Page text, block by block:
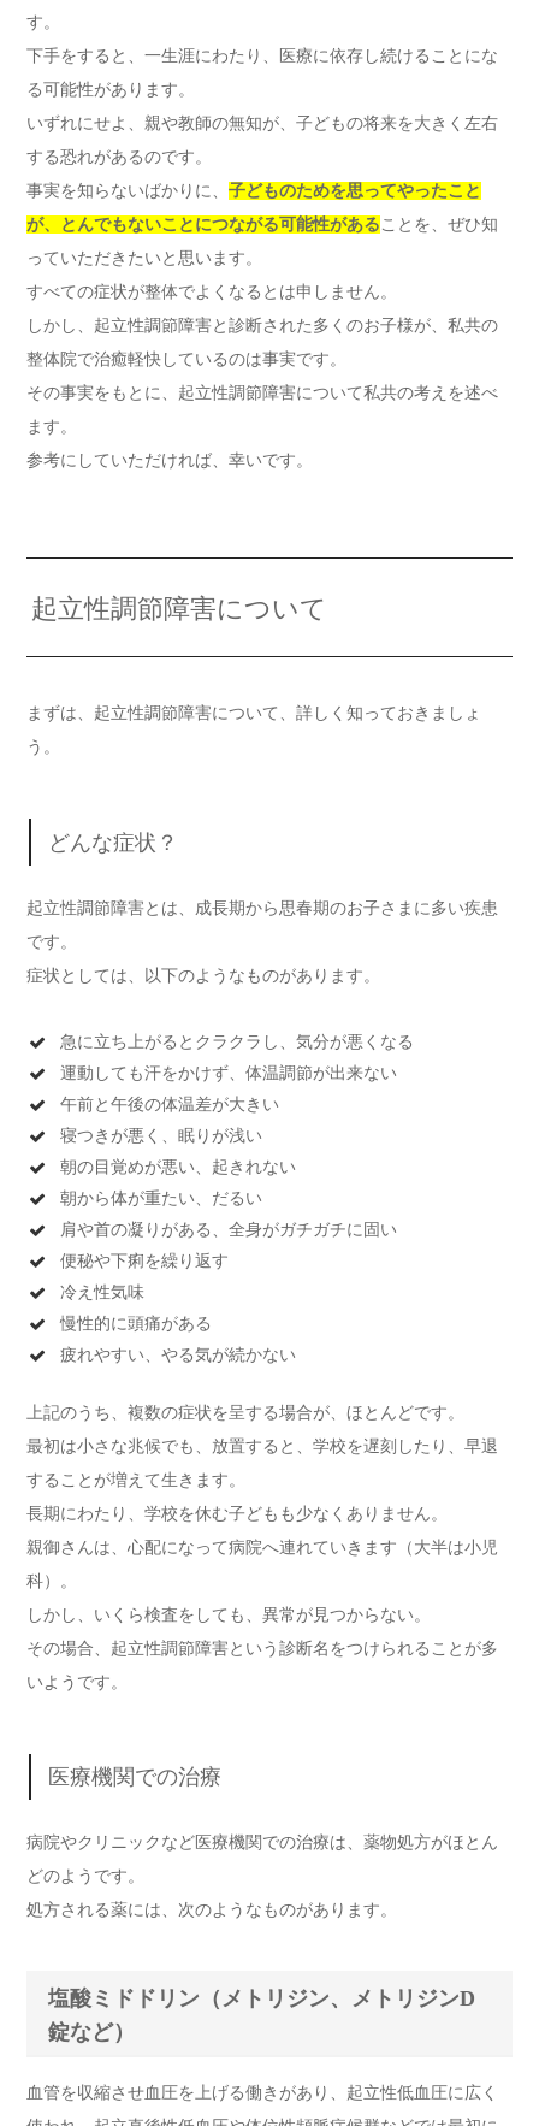
す。
下手をすると、一生涯にわたり、医療に依存し続けることにな
る可能性があります。
いずれにせよ、親や教師の無知が、子どもの将来を大きく左右
する恐れがあるのです。
事実を知らないばかりに、 子どものためを思ってやったこと
が、とんでもないことにつながる可能性がある ことを、ぜひ知
っていただきたいと思います。
すべての症状が整体でよくなるとは申しません。
しかし、起立性調節障害と診断された多くのお子様が、私共の
整体院で治癒軽快しているのは事実です。
その事実をもとに、起立性調節障害について私共の考えを述べ
ます。
参考にしていただければ、幸いです。
起立性調節障害について
まずは、起立性調節障害について、詳しく知っておきましょ
う。
どんな症状？
起立性調節障害とは、成長期から思春期のお子さまに多い疾患
です。
症状としては、以下のようなものがあります。
急に立ち上がるとクラクラし、気分が悪くなる
運動しても汗をかけず、体温調節が出来ない
午前と午後の体温差が大きい
寝つきが悪く、眠りが浅い
朝の目覚めが悪い、起きれない
朝から体が重たい、だるい
肩や首の凝りがある、全身がガチガチに固い
便秘や下痢を繰り返す
冷え性気味
慢性的に頭痛がある
疲れやすい、やる気が続かない
上記のうち、複数の症状を呈する場合が、ほとんどです。
最初は小さな兆候でも、放置すると、学校を遅刻したり、早退
することが増えて生きます。
長期にわたり、学校を休む子どもも少なくありません。
親御さんは、心配になって病院へ連れていきます（大半は小児
科）。
しかし、いくら検査をしても、異常が見つからない。
その場合、起立性調節障害という診断名をつけられることが多
いようです。
医療機関での治療
病院やクリニックなど医療機関での治療は、薬物処方がほとん
どのようです。
処方される薬には、次のようなものがあります。
塩酸ミドドリン（メトリジン、メトリジンD
錠など）
血管を収縮させ血圧を上げる働きがあり、起立性低血圧に広く